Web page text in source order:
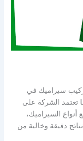
سيراميك في
تعتمد الشركة على
السيراميك،
دقيقة وخالية من